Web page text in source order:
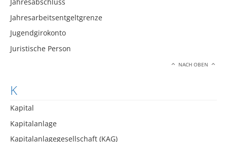
Jahresabschluss
Jahresarbeitsentgeltgrenze
Jugendgirokonto
Juristische Person
NACH OBEN
K
Kapital
Kapitalanlage
Kapitalanlagegesellschaft (KAG)